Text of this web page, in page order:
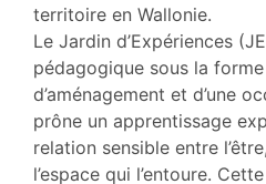
territoire en Wallonie.
Le Jardin d’Expériences
pédagogique sous la forme
d’aménagement et d’une
prône un apprentissage
relation sensible entre
l’espace qui l’entoure.